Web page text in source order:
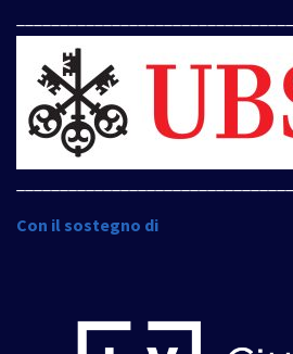
Con il sostegno di